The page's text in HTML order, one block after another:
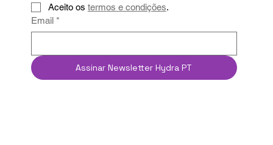
Aceito os termos e condições.
Email *
Assinar Newsletter Hydra PT